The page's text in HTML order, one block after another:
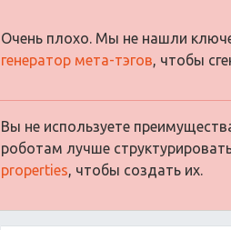
Очень плохо. Мы не нашли
генератор мета-тэгов, чтобы
Вы не используете
роботам лучше
properties, чтобы создать их.